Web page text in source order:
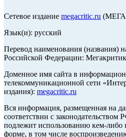
Сетевое издание megacritic.ru
Язык(и): русский
Перевод наименования (названия)
Российской Федерации: Мегакритик
Доменное имя сайта в
телекоммуникационной сети
издания): megacritic.ru
Вся информация, размещенная на
соответствии с законодательством
подлежит использованию кем-либо
форме, в том числе